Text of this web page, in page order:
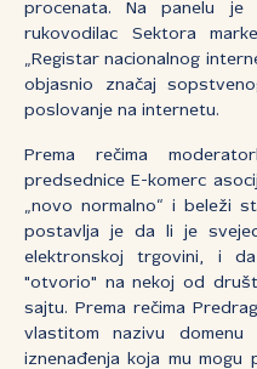
procenata. Na panelu je
rukovodilac Sektora
„Registar nacionalnog
objasnio značaj
poslovanje na internetu.
Prema rečima
predsednice E-komerc
„novo normalno“ i beleži
postavlja je da li je
elektronskoj trgovini, i
"otvorio" na nekoj od
sajtu. Prema rečima
vlastitom nazivu domenu
iznenađenja koja mu